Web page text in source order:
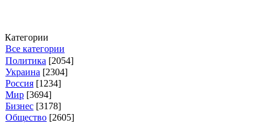
Категории
Все категории
Политика [2054]
Украина [2304]
Россия [1234]
Мир [3694]
Бизнес [3178]
Общество [2605]